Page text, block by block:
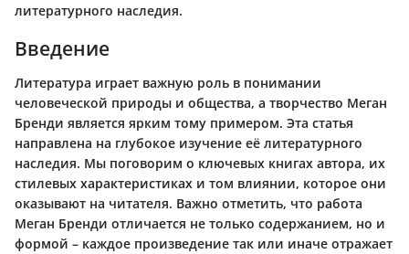
литературного наследия.
Введение
Литература играет важную роль в понимании
человеческой природы и общества, а творчество Меган
Бренди является ярким тому примером. Эта статья
направлена на глубокое изучение её литературного
наследия. Мы поговорим о ключевых книгах автора, их
стилевых характеристиках и том влиянии, которое они
оказывают на читателя. Важно отметить, что работа
Меган Бренди отличается не только содержанием, но и
формой – каждое произведение так или иначе отражает